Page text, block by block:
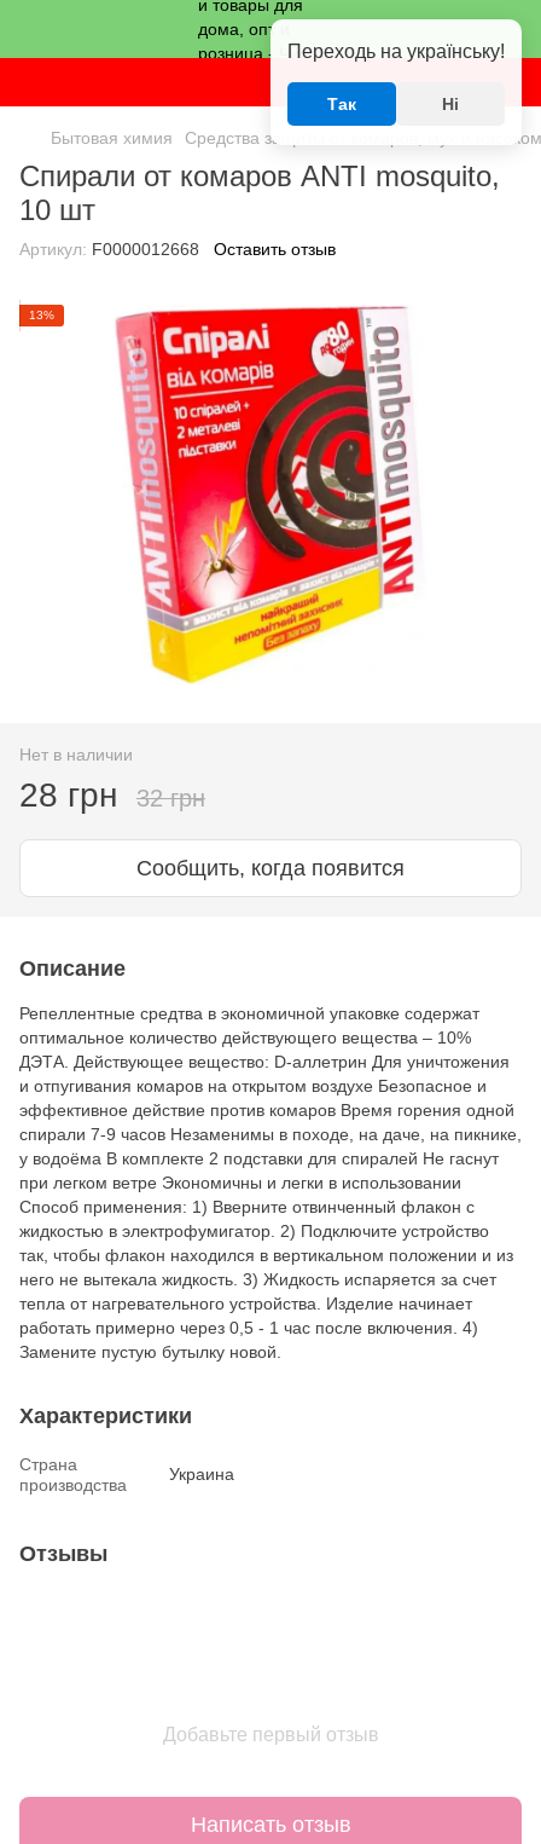
Бытовая химия Средства защиты от комаров, мух и
Спирали от комаров ANTI mosquito,
10 шт
Артикул: F0000012668 Оставить отзыв
13%
Нет в наличии
28 грн 32 грн
Сообщить, когда появится
Описание
Репеллентные средтва в экономичной упаковке содержат
оптимальное количество действующего вещества – 10%
ДЭТА. Действующее вещество: D-аллетрин Для уничтожения
и отпугивания комаров на открытом воздухе Безопасное и
эффективное действие против комаров Время горения одной
спирали 7-9 часов Незаменимы в походе, на даче, на пикнике,
у водоёма В комплекте 2 подставки для спиралей Не гаснут
при легком ветре Экономичны и легки в использовании
Способ применения: 1) Вверните отвинченный флакон с
жидкостью в электрофумигатор. 2) Подключите устройство
так, чтобы флакон находился в вертикальном положении и из
него не вытекала жидкость. 3) Жидкость испаряется за счет
тепла от нагревательного устройства. Изделие начинает
работать примерно через 0,5 - 1 час после включения. 4)
Замените пустую бутылку новой.
Характеристики
Страна
производства
Украина
Отзывы
Добавьте первый отзыв
Написать отзыв
Переходь на українську!
Так Ні